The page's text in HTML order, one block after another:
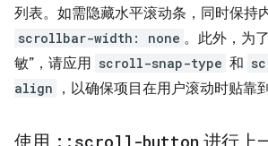
列表。如需隐藏水平滚动条，同时保持
scrollbar-width: none 。此外，为
敏”，请应用 scroll-snap-type 和
align
，以确保项目在用户滚动时贴靠到
:: scroll-button